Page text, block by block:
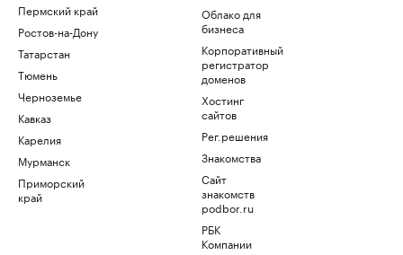
Пермский край
Ростов-на-Дону
Татарстан
Тюмень
Черноземье
Кавказ
Карелия
Мурманск
Приморский
край
Облако для
бизнеса
Корпоративный
регистратор
доменов
Хостинг
сайтов
Рег.решения
Знакомства
Сайт
знакомств
podbor.ru
РБК
Компании